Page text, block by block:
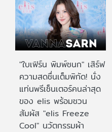
"ใบเฟิร์น พิมพ์ชนก" เสิร์ฟ
ความสดชื่นเต็มพิกัด! นั่ง
แท่นพรีเซ็นเตอร์คนล่าสุด
ของ elis พร้อมชวน
สัมผัส "elis Freeze
Cool" นวัตกรรมผ้า